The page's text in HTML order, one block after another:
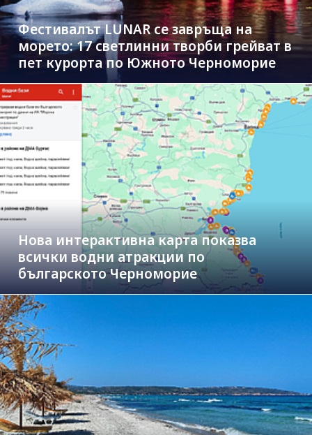
Фестивалът LUNAR се завръща на
морето: 17 светлинни творби грейват в
пет курорта по Южното Черноморие
Нова интерактивна карта показва
всички водни атракции по
българското Черноморие